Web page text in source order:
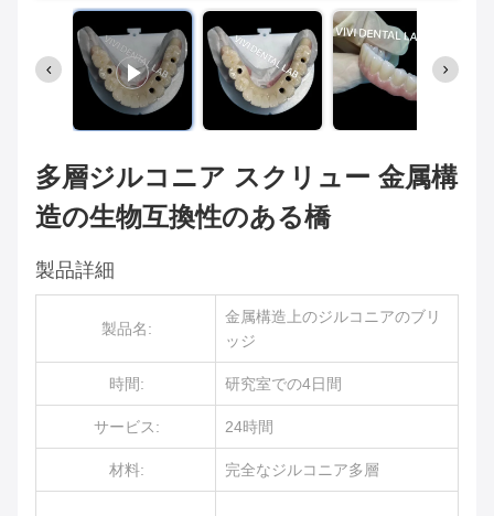
多層ジルコニア スクリュー 金属構
造の生物互換性のある橋
製品詳細
製品名:
金属構造上のジルコニアのブリ
ッジ
時間: 研究室での4日間
サービス: 24時間
材料: 完全なジルコニア多層